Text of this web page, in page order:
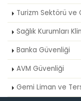
Turizm Sektörü ve
Sağlık Kurumları
Banka Güvenliği
AVM Güvenliği
Gemi Liman ve